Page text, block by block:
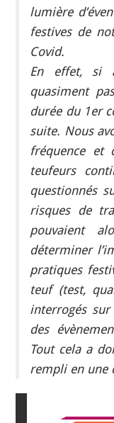
lumière
festives de
Covid.
En effet, si
quasiment
durée du 1er
suite. Nous
fréquence et
teufeurs
questionnés
risques de
pouvaient
déterminer
pratiques
teuf (test,
interrogés
des
Tout cela a
rempli en une